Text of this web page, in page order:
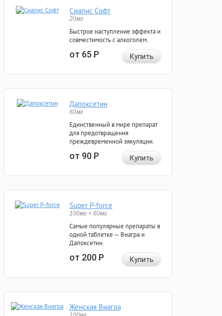
Сиалис Софт
20мг
Быстрое наступление эффекта и
совместимость с алкоголем.
от 65Р Купить
Дапоксетин
60мг
Единственный в мире препарат
для предотвращения
преждевременной эякуляции.
от 90Р Купить
Super P-force
100мг + 60мг
Самые популярные препараты в
одной таблетке — Виагра и
Дапоксетин.
от 200Р Купить
Женская Виагра